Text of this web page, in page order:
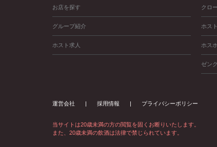
お店を探す
グループ紹介
ホスト求人
クロ
ホス
ホス
ゼン
運営会社 採用情報 プライバシーポリシー
当サイトは20歳未満の方の閲覧を固くお断りいたします。
また、20歳未満の飲酒は法律で禁じられています。